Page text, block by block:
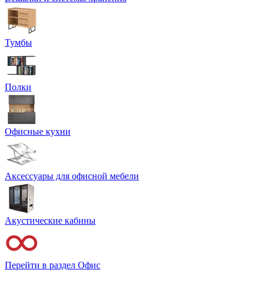
Тумбы
Полки
Офисные кухни
Аксессуары для офисной мебели
Акустические кабины
Перейти в раздел Офис